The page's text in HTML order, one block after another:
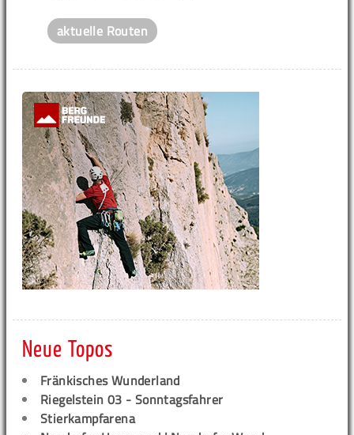
aktuelle Routen
Neue Topos
Fränkisches Wunderland
Riegelstein 03 - Sonntagsfahrer
Stierkampfarena